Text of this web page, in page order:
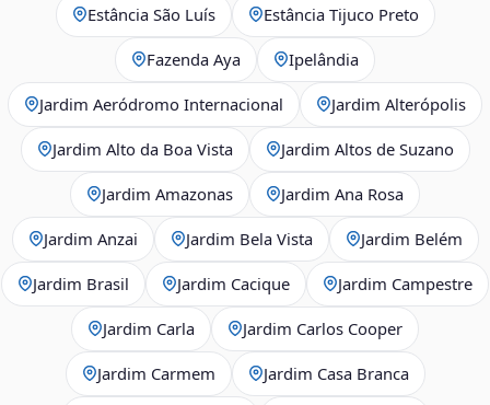
Estância São Luís Estância Tijuco Preto
Fazenda Aya Ipelândia
Jardim Aeródromo Internacional Jardim Alterópolis
Jardim Alto da Boa Vista Jardim Altos de Suzano
Jardim Amazonas Jardim Ana Rosa
Jardim Anzai Jardim Bela Vista Jardim Belém
Jardim Brasil Jardim Cacique Jardim Campestre
Jardim Carla Jardim Carlos Cooper
Jardim Carmem Jardim Casa Branca